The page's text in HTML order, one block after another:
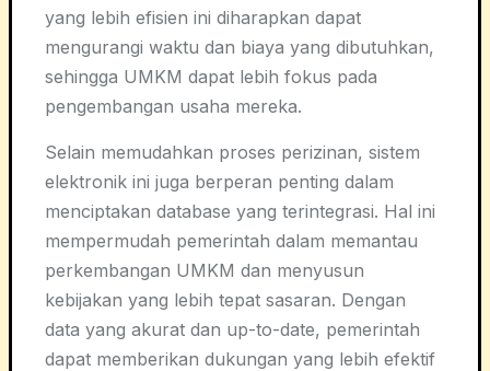
yang lebih efisien ini diharapkan dapat
mengurangi waktu dan biaya yang dibutuhkan,
sehingga UMKM dapat lebih fokus pada
pengembangan usaha mereka.
Selain memudahkan proses perizinan, sistem
elektronik ini juga berperan penting dalam
menciptakan database yang terintegrasi. Hal ini
mempermudah pemerintah dalam memantau
perkembangan UMKM dan menyusun
kebijakan yang lebih tepat sasaran. Dengan
data yang akurat dan up-to-date, pemerintah
dapat memberikan dukungan yang lebih efektif